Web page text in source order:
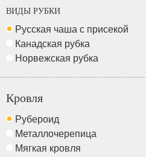
ВИДЫ РУБКИ
Русская чаша с присекой
Канадская рубка
Норвежская рубка
Кровля
Рубероид
Металлочерепица
Мягкая кровля